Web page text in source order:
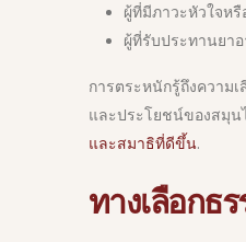
ผู้ที่มีภาวะหัวใจห
ผู้ที่รับประทานยา
การตระหนักรู้ถึงความ
และประโยชน์ของสมุน
และสมาธิที่ดีขึ้น.
ทางเลือกธ